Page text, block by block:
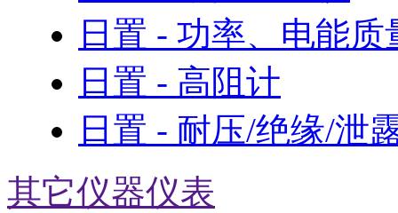
日置 - 功率、电能质
日置 - 高阻计
日置 - 耐压/绝缘/泄
其它仪器仪表